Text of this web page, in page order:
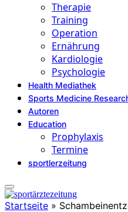
Therapie
Training
Operation
Ernährung
Kardiologie
Psychologie
Health Mediathek
Sports Medicine
Autoren
Education
Prophylaxis
Termine
sportlerzeitung
Startseite »